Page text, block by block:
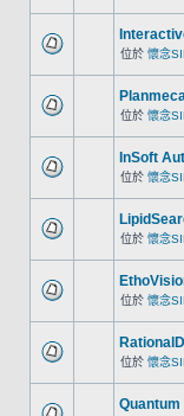
位於 懷念
位於 懷念
InSoft
位於 懷念
位於 懷念
位於 懷念
位於 懷念
Quantum